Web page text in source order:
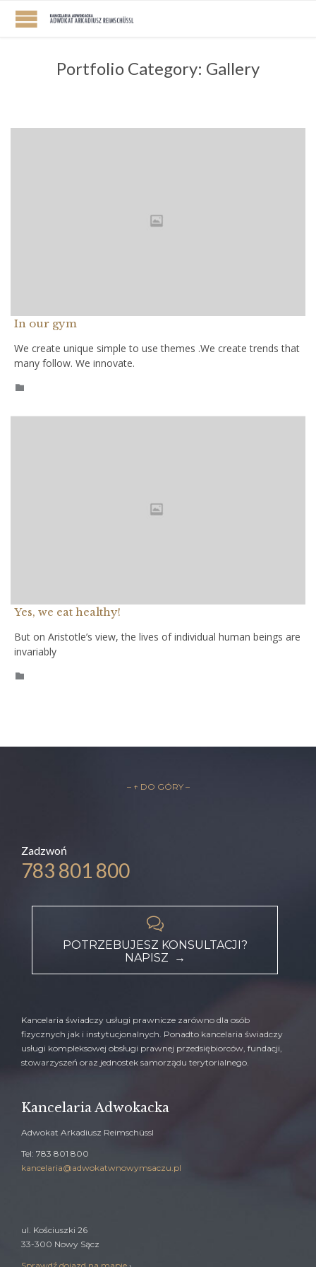
Portfolio Category: Gallery
In our gym
We create unique simple to use themes .We create trends that
many follow. We innovate.

Yes, we eat healthy!
But on Aristotle’s view, the lives of individual human beings are
invariably

– ↑ DO GÓRY –
Zadzwoń
783 801 800

POTRZEBUJESZ KONSULTACJI?
NAPISZ →
Kancelaria świadczy usługi prawnicze zarówno dla osób
fizycznych jak i instytucjonalnych. Ponadto kancelaria świadczy
usługi kompleksowej obsługi prawnej przedsiębiorców, fundacji,
stowarzyszeń oraz jednostek samorządu terytorialnego.
Kancelaria Adwokacka
Adwokat Arkadiusz Reimschüssl
Tel: 783 801 800
kancelaria@adwokatwnowymsaczu.pl
ul. Kościuszki 26
33-300 Nowy Sącz